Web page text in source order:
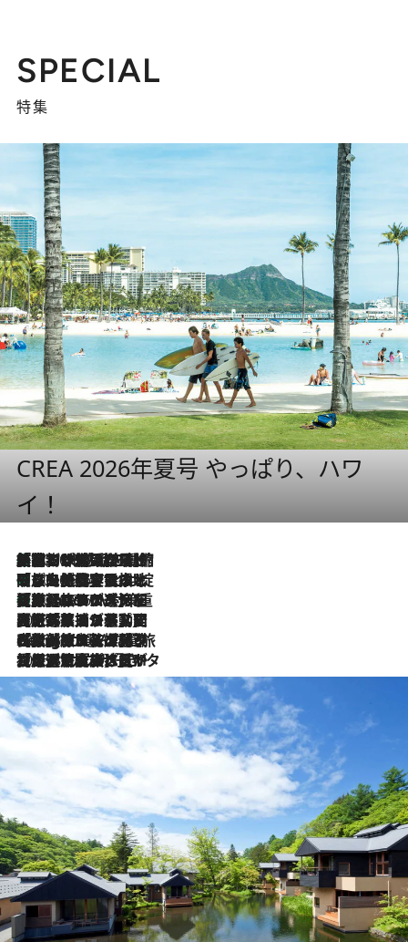
SPECIAL
特集
CREA 2026年夏号 やっぱり、ハワ
イ！
2026.8.6
「荷物が増えるほど旅ストレスは増す」美容ジャーナリストがたどり着いた最終結論。“化粧品を劇的に減らす”感動の凝縮美容とは
2026.8.6
「旅先には金髪ウィッグを持参」日本と同じメイクでは損してる!? 美容ジャーナリストが提案する“掟破りの旅美容”とは
2026.8.6
【厳選旅コスメ】「身軽さ＆UV対策重視！」ヘアアーティストshucoが選んだ夏旅ベストコスメを発表【Mサイズジップ】
2026.8.5
【厳選旅コスメ】国内をあちこち移動する河井菜摘が選んだ夏旅ベストコスメ発表！「リラックスアイテムはマスト」【Mサイズジップ】
2026.8.4
【厳選旅コスメ】「紫外線＆乾燥対策しながらメイク感も！」ヘア＆メイクGeorgeが選んだ夏旅ベストコスメを発表！【Mサイズジップ】
2026.8.3
【厳選旅コスメ】「保湿もタイパ重視！」“サウナ好き”タレント清水みさとが愛用する夏旅ベストコスメを発表！【Mサイズジップ】